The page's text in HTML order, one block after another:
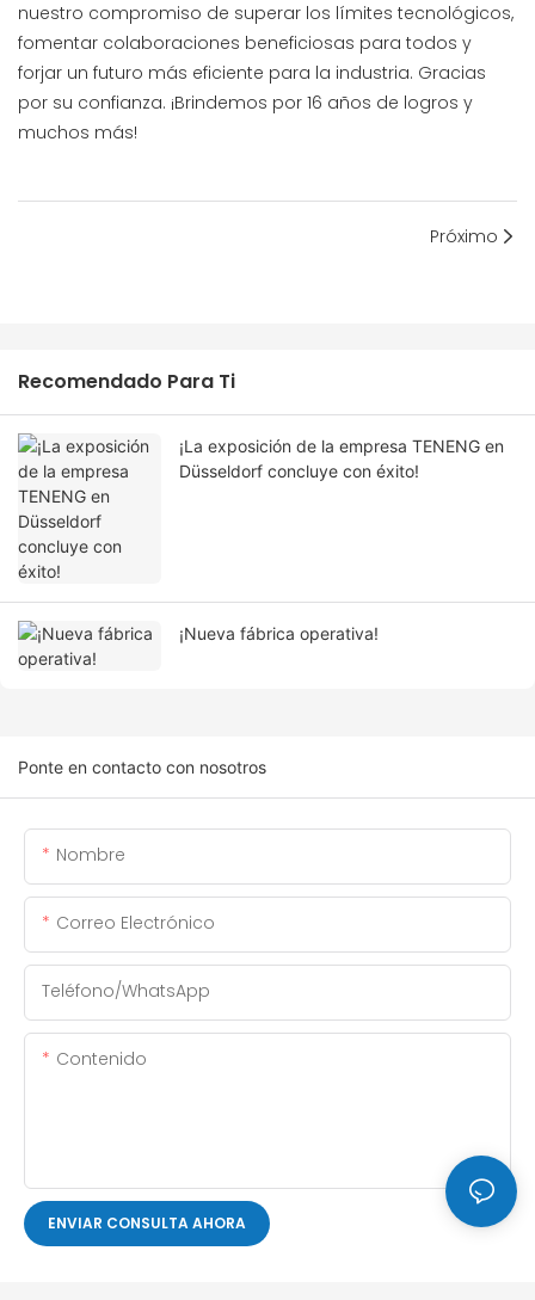
nuestro compromiso de superar los límites tecnológicos,
fomentar colaboraciones beneficiosas para todos y
forjar un futuro más eficiente para la industria. Gracias
por su confianza. ¡Brindemos por 16 años de logros y
muchos más!
Próximo
Recomendado Para Ti
¡La exposición de la empresa TENENG en
Düsseldorf concluye con éxito!
¡Nueva fábrica operativa!
Ponte en contacto con nosotros
Nombre
Correo Electrónico
Teléfono/WhatsApp
Contenido
ENVIAR CONSULTA AHORA